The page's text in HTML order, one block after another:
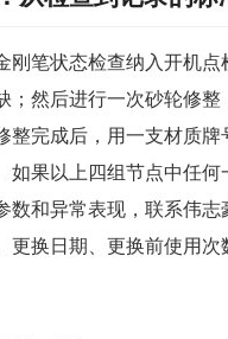
刚笔状态检查纳入开机
；然后进行一次砂轮修
整完成后，用一支材质
果以上四组节点中任
数和异常表现，联系伟
换日期、更换前使用